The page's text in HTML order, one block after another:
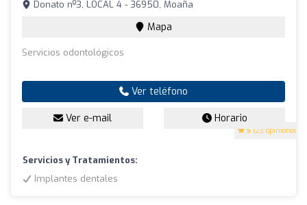
5 (23 opiniones)
Donato nº3, LOCAL 4 - 36950, Moaña
Mapa
Servicios odontológicos
Ver teléfono
Ver e-mail Horario
Servicios y Tratamientos:
Implantes dentales